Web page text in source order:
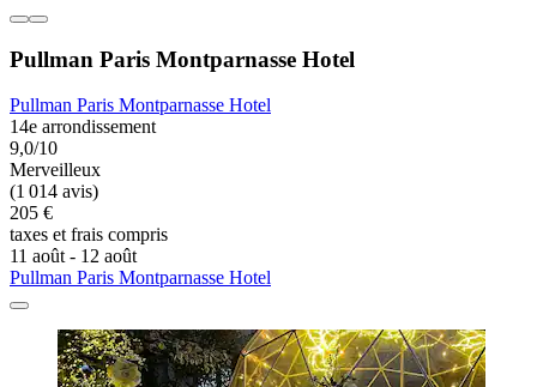
Pullman Paris Montparnasse Hotel
Pullman Paris Montparnasse Hotel
14e arrondissement
9,0/10
Merveilleux
(1 014 avis)
205 €
taxes et frais compris
11 août - 12 août
Pullman Paris Montparnasse Hotel